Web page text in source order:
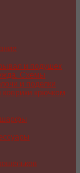
и подушек
Схемы
и поделки
коврики крючком
шарфы